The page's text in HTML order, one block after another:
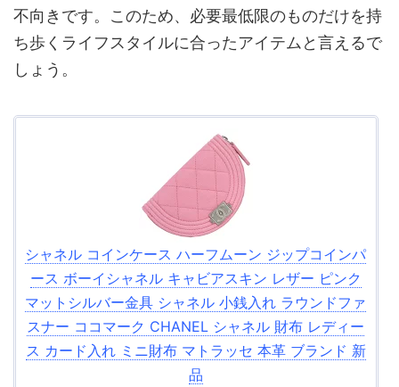
不向きです。このため、必要最低限のものだけを持
ち歩くライフスタイルに合ったアイテムと言えるで
しょう。
シャネル コインケース ハーフムーン ジップコインパ
ース ボーイシャネル キャビアスキン レザー ピンク
マットシルバー金具 シャネル 小銭入れ ラウンドファ
スナー ココマーク CHANEL シャネル 財布 レディー
ス カード入れ ミニ財布 マトラッセ 本革 ブランド 新
品